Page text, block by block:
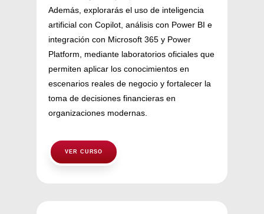
Además, explorarás el uso de inteligencia
artificial con Copilot, análisis con Power BI e
integración con Microsoft 365 y Power
Platform, mediante laboratorios oficiales que
permiten aplicar los conocimientos en
escenarios reales de negocio y fortalecer la
toma de decisiones financieras en
organizaciones modernas.
VER CURSO